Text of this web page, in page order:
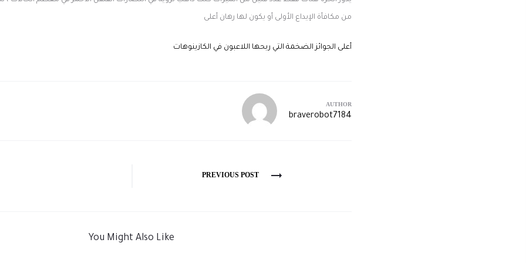
من مكافأة الإيداع الأولى أو يكون لها رهان أعلى
أعلى الجوائز الضخمة التي ربحها اللاعبون في الكازينوهات
AUTHOR
braverobot7184
PREVIOUS POST
You Might Also Like